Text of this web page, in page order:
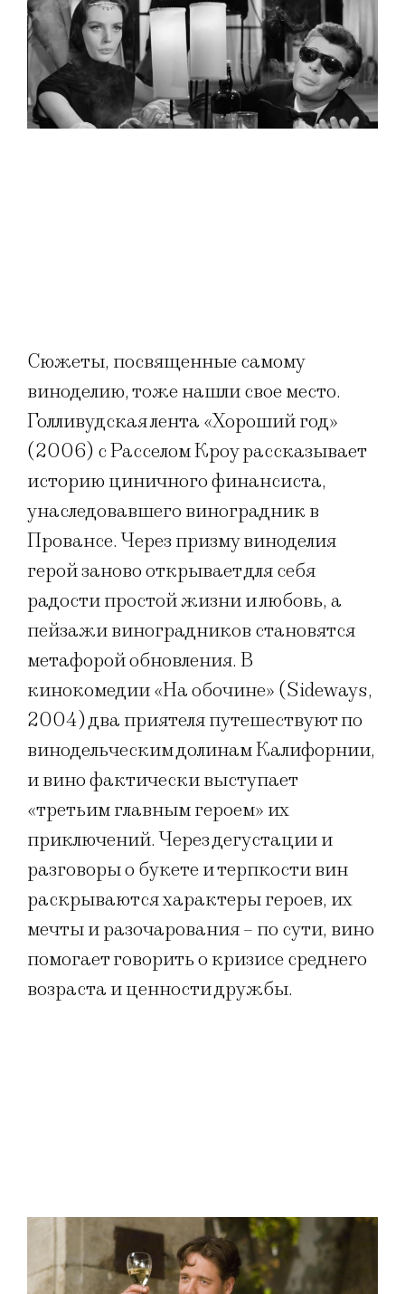
Сюжеты, посвященные самому
виноделию, тоже нашли свое место.
Голливудская лента «Хороший год»
(2006) с Расселом Кроу рассказывает
историю циничного финансиста,
унаследовавшего виноградник в
Провансе. Через призму виноделия
герой заново открывает для себя
радости простой жизни и любовь, а
пейзажи виноградников становятся
метафорой обновления. В
кинокомедии «На обочине» (Sideways,
2004) два приятеля путешествуют по
винодельческим долинам Калифорнии,
и вино фактически выступает
«третьим главным героем» их
приключений. Через дегустации и
разговоры о букете и терпкости вин
раскрываются характеры героев, их
мечты и разочарования – по сути, вино
помогает говорить о кризисе среднего
возраста и ценности дружбы.